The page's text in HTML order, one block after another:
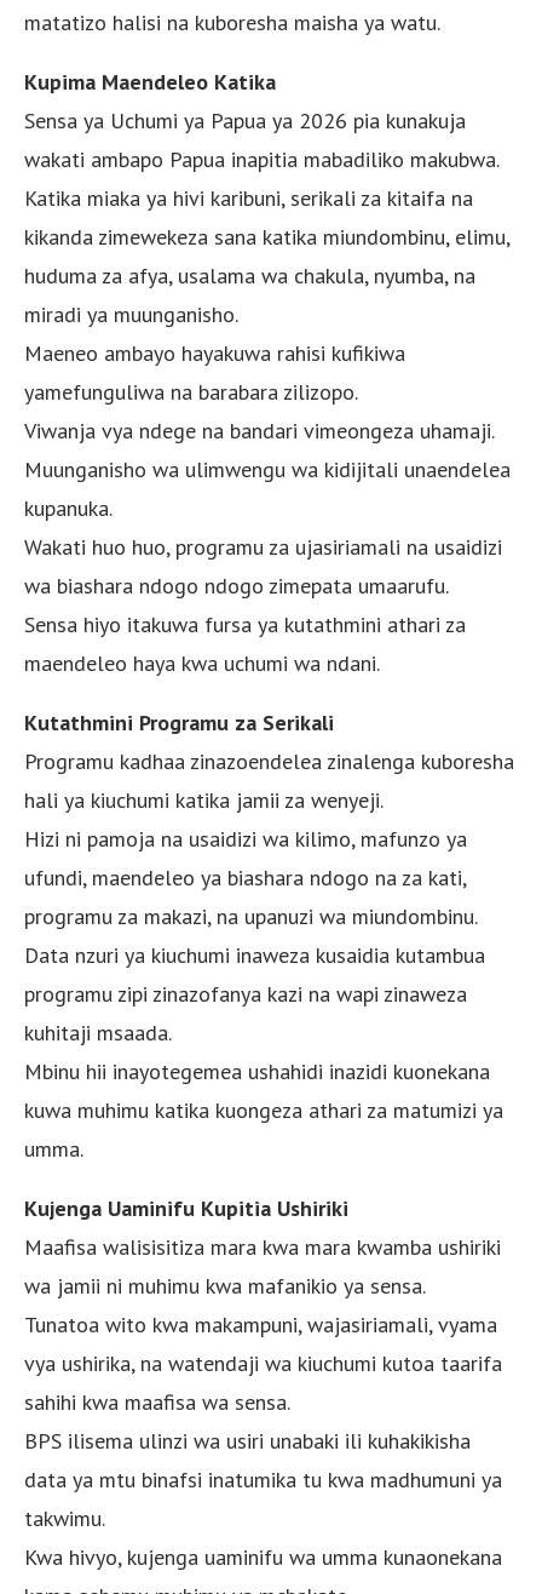
matatizo halisi na kuboresha maisha ya watu.
Kupima Maendeleo Katika
Sensa ya Uchumi ya Papua ya 2026 pia kunakuja
wakati ambapo Papua inapitia mabadiliko makubwa.
Katika miaka ya hivi karibuni, serikali za kitaifa na
kikanda zimewekeza sana katika miundombinu, elimu,
huduma za afya, usalama wa chakula, nyumba, na
miradi ya muunganisho.
Maeneo ambayo hayakuwa rahisi kufikiwa
yamefunguliwa na barabara zilizopo.
Viwanja vya ndege na bandari vimeongeza uhamaji.
Muunganisho wa ulimwengu wa kidijitali unaendelea
kupanuka.
Wakati huo huo, programu za ujasiriamali na usaidizi
wa biashara ndogo ndogo zimepata umaarufu.
Sensa hiyo itakuwa fursa ya kutathmini athari za
maendeleo haya kwa uchumi wa ndani.
Kutathmini Programu za Serikali
Programu kadhaa zinazoendelea zinalenga kuboresha
hali ya kiuchumi katika jamii za wenyeji.
Hizi ni pamoja na usaidizi wa kilimo, mafunzo ya
ufundi, maendeleo ya biashara ndogo na za kati,
programu za makazi, na upanuzi wa miundombinu.
Data nzuri ya kiuchumi inaweza kusaidia kutambua
programu zipi zinazofanya kazi na wapi zinaweza
kuhitaji msaada.
Mbinu hii inayotegemea ushahidi inazidi kuonekana
kuwa muhimu katika kuongeza athari za matumizi ya
umma.
Kujenga Uaminifu Kupitia Ushiriki
Maafisa walisisitiza mara kwa mara kwamba ushiriki
wa jamii ni muhimu kwa mafanikio ya sensa.
Tunatoa wito kwa makampuni, wajasiriamali, vyama
vya ushirika, na watendaji wa kiuchumi kutoa taarifa
sahihi kwa maafisa wa sensa.
BPS ilisema ulinzi wa usiri unabaki ili kuhakikisha
data ya mtu binafsi inatumika tu kwa madhumuni ya
takwimu.
Kwa hivyo, kujenga uaminifu wa umma kunaonekana